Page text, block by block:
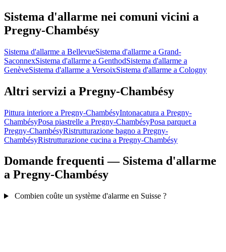
Sistema d'allarme nei comuni vicini a
Pregny-Chambésy
Sistema d'allarme a BellevueSistema d'allarme a Grand-
SaconnexSistema d'allarme a GenthodSistema d'allarme a
GenèveSistema d'allarme a VersoixSistema d'allarme a Cologny
Altri servizi a Pregny-Chambésy
Pittura interiore a Pregny-ChambésyIntonacatura a Pregny-
ChambésyPosa piastrelle a Pregny-ChambésyPosa parquet a
Pregny-ChambésyRistrutturazione bagno a Pregny-
ChambésyRistrutturazione cucina a Pregny-Chambésy
Domande frequenti — Sistema d'allarme
a Pregny-Chambésy
Combien coûte un système d'alarme en Suisse ?